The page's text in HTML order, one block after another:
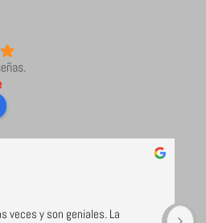
veces y son geniales. La